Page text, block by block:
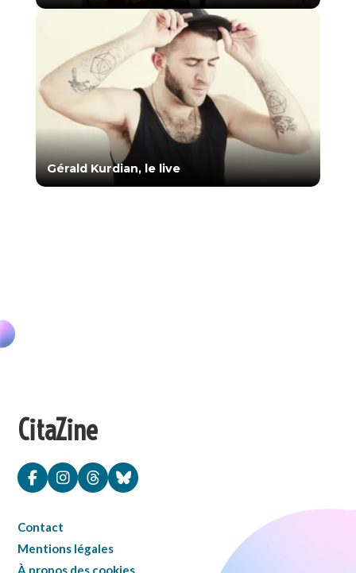
Gérald Kurdian, le live
CitaZine
Contact
Mentions légales
À propos des cookies